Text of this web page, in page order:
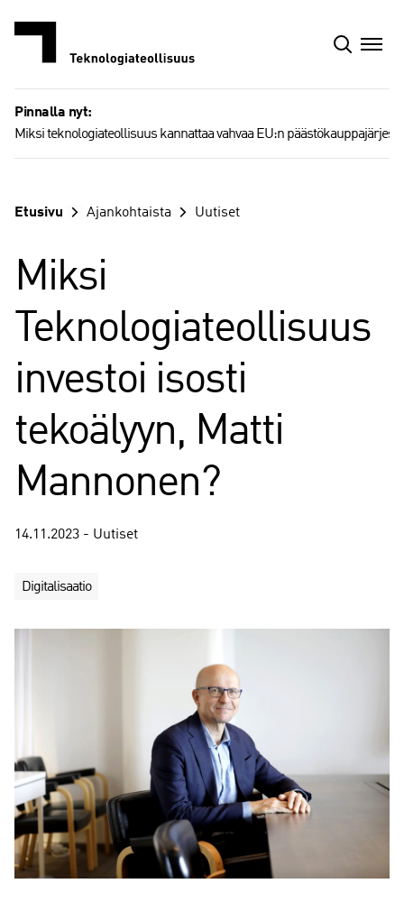
Pinnalla nyt:
Miksi teknologiateollisuus kannattaa vahvaa EU:n
Etusivu Ajankohtaista Uutiset
Miksi
Teknologiateollisuus
investoi isosti
tekoälyyn, Matti
Mannonen?
14.11.2023 - Uutiset
Digitalisaatio